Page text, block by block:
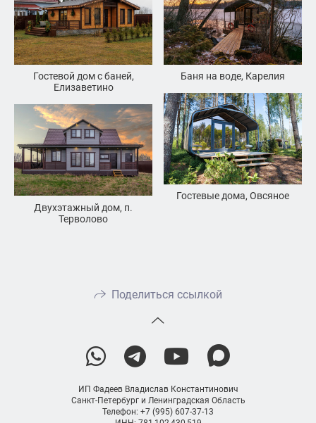
Баня на воде, Карелия
Гостевой дом с баней,
Елизаветино
Гостевые дома, Овсяное
Двухэтажный дом, п.
Терволово
Поделиться ссылкой
ИП Фадеев Владислав Константинович
Санкт-Петербург и Ленинградская Область
Телефон: +7 (995) 607-37-13